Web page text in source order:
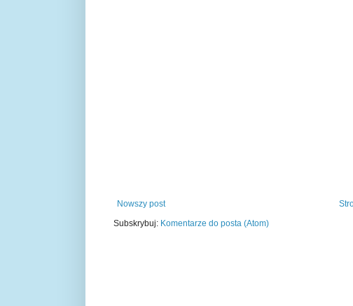
Nowszy post
Subskrybuj: Komentarze do posta (Atom)